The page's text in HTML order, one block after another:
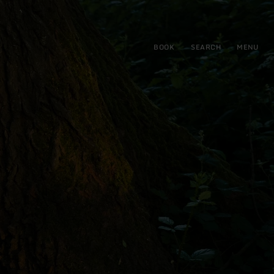
BOOK SEARCH MENU